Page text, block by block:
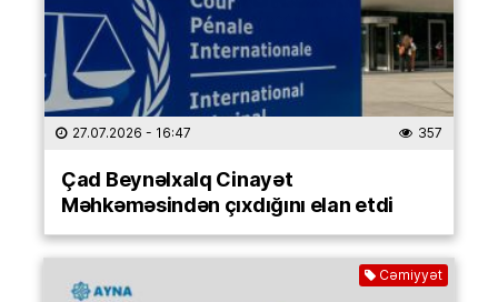
27.07.2026 - 16:47 357
Çad Beynəlxalq Cinayət
Məhkəməsindən çıxdığını elan etdi
Cəmiyyət